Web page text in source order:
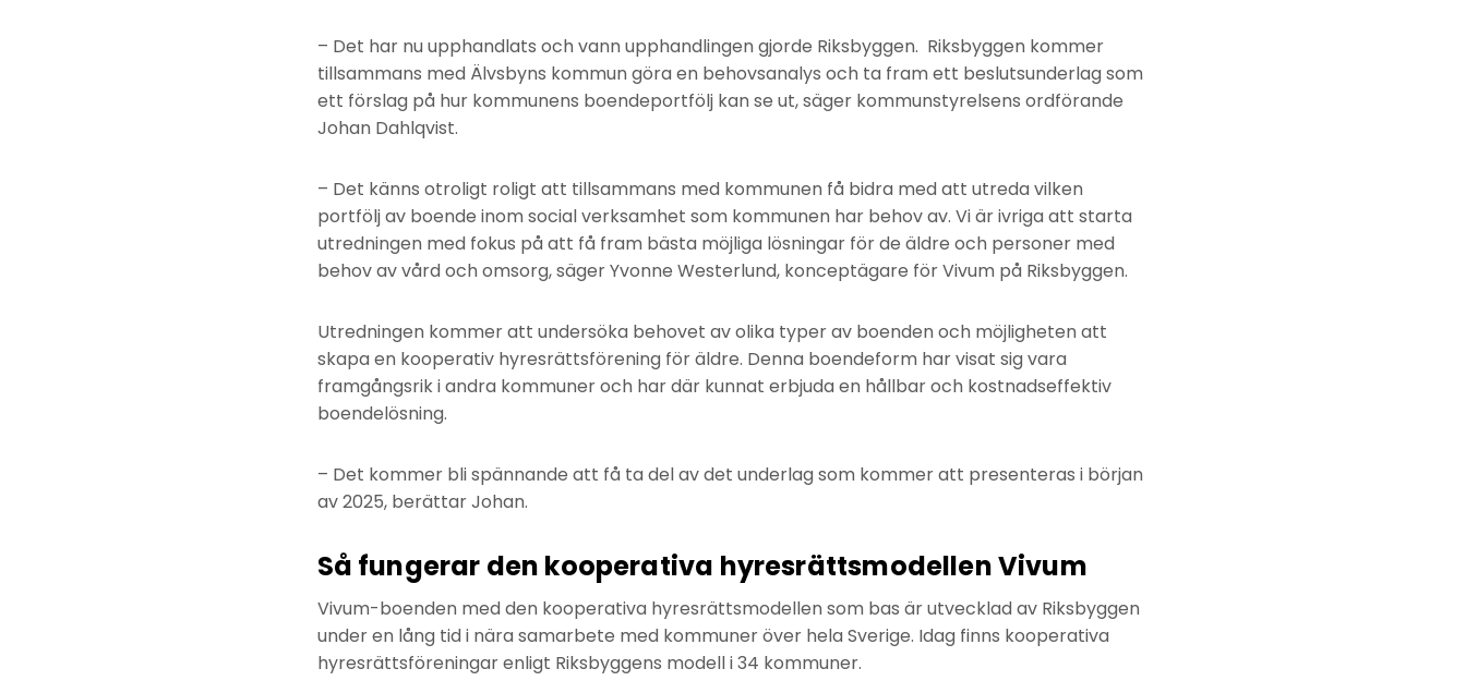
– Det har nu upphandlats och vann upphandlingen gjorde Riksbyggen. Riksbyggen kommer
tillsammans med Älvsbyns kommun göra en behovsanalys och ta fram ett beslutsunderlag som
ett förslag på hur kommunens boendeportfölj kan se ut, säger kommunstyrelsens ordförande
Johan Dahlqvist.
– Det känns otroligt roligt att tillsammans med kommunen få bidra med att utreda vilken
portfölj av boende inom social verksamhet som kommunen har behov av. Vi är ivriga att starta
utredningen med fokus på att få fram bästa möjliga lösningar för de äldre och personer med
behov av vård och omsorg, säger Yvonne Westerlund, konceptägare för Vivum på Riksbyggen.
Utredningen kommer att undersöka behovet av olika typer av boenden och möjligheten att
skapa en kooperativ hyresrättsförening för äldre. Denna boendeform har visat sig vara
framgångsrik i andra kommuner och har där kunnat erbjuda en hållbar och kostnadseffektiv
boendelösning.
– Det kommer bli spännande att få ta del av det underlag som kommer att presenteras i början
av 2025, berättar Johan.
Så fungerar den kooperativa hyresrättsmodellen Vivum
Vivum-boenden med den kooperativa hyresrättsmodellen som bas är utvecklad av Riksbyggen
under en lång tid i nära samarbete med kommuner över hela Sverige. Idag finns kooperativa
hyresrättsföreningar enligt Riksbyggens modell i 34 kommuner.